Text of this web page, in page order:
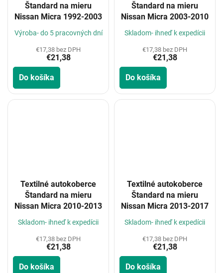
Štandard na mieru
Nissan Micra 1992-2003
Výroba- do 5 pracovných dní
€17,38 bez DPH
€21,38
Do košíka
Štandard na mieru
Nissan Micra 2003-2010
Skladom- ihneď k expedícii
€17,38 bez DPH
€21,38
Do košíka
Textilné autokoberce
Štandard na mieru
Nissan Micra 2010-2013
Skladom- ihneď k expedícii
€17,38 bez DPH
€21,38
Do košíka
Textilné autokoberce
Štandard na mieru
Nissan Micra 2013-2017
Skladom- ihneď k expedícii
€17,38 bez DPH
€21,38
Do košíka